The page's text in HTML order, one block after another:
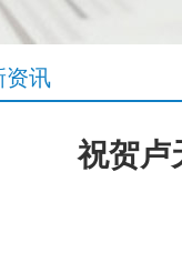
资讯
祝贺卢